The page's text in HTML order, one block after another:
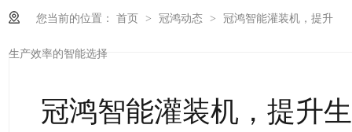
您当前的位置： 首页 > 冠鸿动态 > 冠鸿智能灌装机，提升
生产效率的智能选择
冠鸿智能灌装机，提升